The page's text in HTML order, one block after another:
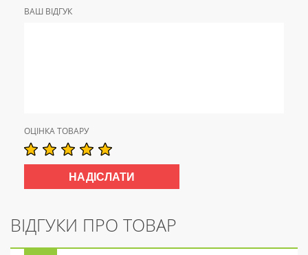
ВАШ ВІДГУК
ОЦІНКА ТОВАРУ
ВІДГУКИ ПРО ТОВАР